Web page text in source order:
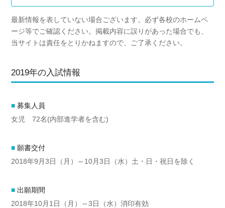
最新情報を表していない場合ございます。必ず各校のホームペ
ージ等でご確認ください。掲載内容に誤りがあった場合でも、
当サイトは責任をとりかねますので、ご了承ください。
2019年の入試情報
募集人員
女児 72名(内部進学者を含む)
願書交付
2018年9月3日（月）～10月3日（水）土・日・祝日を除く
出願期間
2018年10月1日（月）～3日（水）消印有効